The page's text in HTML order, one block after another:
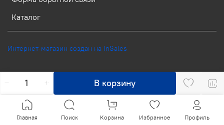
В корзину
Каталог
Интернет-магазин создан на InSales
Главная Поиск Корзина Избранное Профиль